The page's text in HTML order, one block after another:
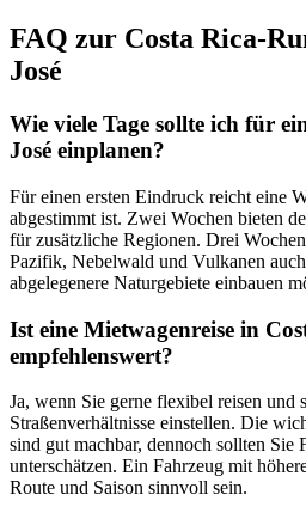
FAQ zur Costa Rica-
José
Wie viele Tage sollte ich für
José einplanen?
Für einen ersten Eindruck reicht eine
abgestimmt ist. Zwei Wochen bieten
für zusätzliche Regionen. Drei
Pazifik, Nebelwald und Vulkanen
abgelegenere Naturgebiete einbauen
Ist eine Mietwagenreise in
empfehlenswert?
Ja, wenn Sie gerne flexibel reisen und
Straßenverhältnisse einstellen. Die
sind gut machbar, dennoch sollten Sie
unterschätzen. Ein Fahrzeug mit
Route und Saison sinnvoll sein.